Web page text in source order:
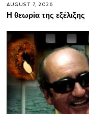
AUGUST 7, 2026
Η θεωρία της εξέλιξης